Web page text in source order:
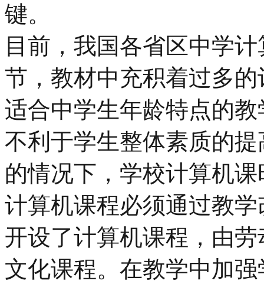
键。
目前，我国各省区中学
节，教材中充积着过多
适合中学生年龄特点的
不利于学生整体素质的
的情况下，学校计算机
计算机课程必须通过教
开设了计算机课程，由
文化课程。在教学中加